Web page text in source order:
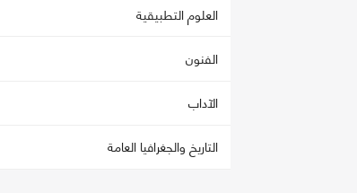
العلوم التطبيقية
الفنون
الآداب
التاريخ والجغرافيا العامة